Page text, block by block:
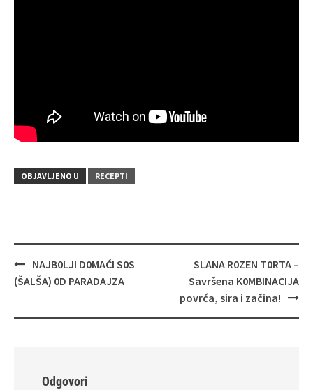
OBJAVLJENO U RECEPTI
Navigacija
objava
NAJB0LJI D0MAĆI S0S
(ŠALŠA) 0D PARADAJZA
SLANA R0ZEN T0RTA –
Savršena K0MBINACIJA
povrća, sira i začina!
Odgovori